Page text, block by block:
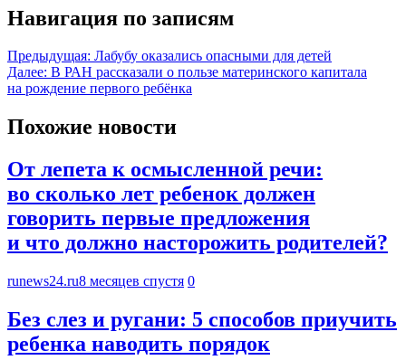
Навигация по записям
Предыдущая: Лабубу оказались опасными для детей
Далее: В РАН рассказали о пользе материнского капитала
на рождение первого ребёнка
Похожие новости
От лепета к осмысленной речи:
во сколько лет ребенок должен
говорить первые предложения
и что должно насторожить родителей?
runews24.ru8 месяцев спустя 0
Без слез и ругани: 5 способов приучить
ребенка наводить порядок